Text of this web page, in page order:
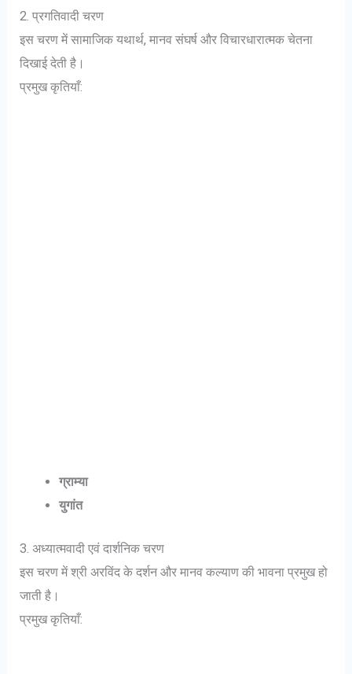
2. प्रगतिवादी चरण
इस चरण में सामाजिक यथार्थ, मानव संघर्ष और विचारधारात्मक चेतना
दिखाई देती है।
प्रमुख कृतियाँ:
ग्राम्या
युगांत
3. अध्यात्मवादी एवं दार्शनिक चरण
इस चरण में श्री अरविंद के दर्शन और मानव कल्याण की भावना प्रमुख हो
जाती है।
प्रमुख कृतियाँ: